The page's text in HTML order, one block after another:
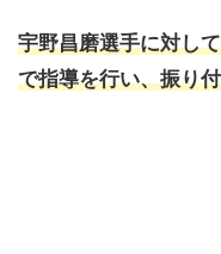
宇野昌磨選手に対し
で指導を行い、振り